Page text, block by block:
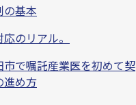
の基本
のリアル。
市で嘱託産業医を初めて契
進め方